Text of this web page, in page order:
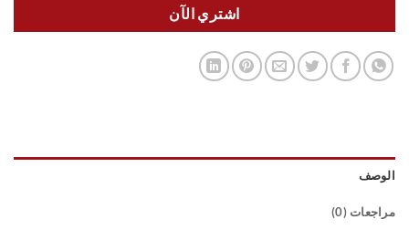
اشتري الآن
الوصف
مراجعات (0)